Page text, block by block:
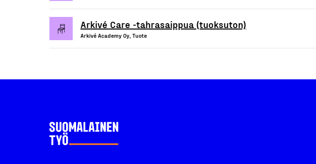
Arkivé Care -tahrasaippua (tuoksuton)
Arkivé Academy Oy, Tuote